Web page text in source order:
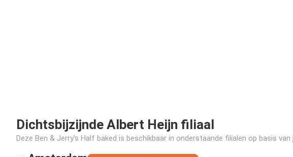
Dichtsbijzijnde Albert Heijn filiaal
Deze Ben & Jerry's Half baked is beschikbaar in onderstaande filialen op basis